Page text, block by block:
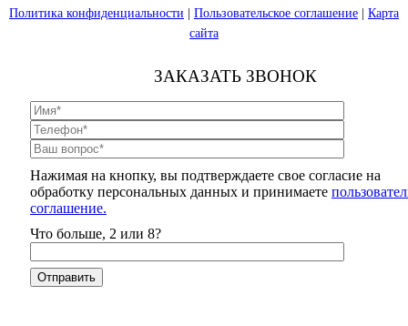
Политика конфиденциальности
Пользовательское соглашение
Карта
сайта
ЗАКАЗАТЬ ЗВОНОК
Нажимая на кнопку, вы подтверждаете свое согласие на
обработку персональных данных и принимаете
соглашение.
Что больше, 2 или 8?